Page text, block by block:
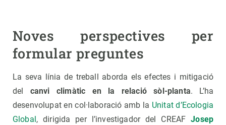
Noves perspectives per
formular preguntes
La seva línia de treball aborda els efectes i mitigació
del canvi climàtic en la relació sòl-planta. L’ha
desenvolupat en col·laboració amb la Unitat d’Ecologia
Global, dirigida per l’investigador del CREAFJosep